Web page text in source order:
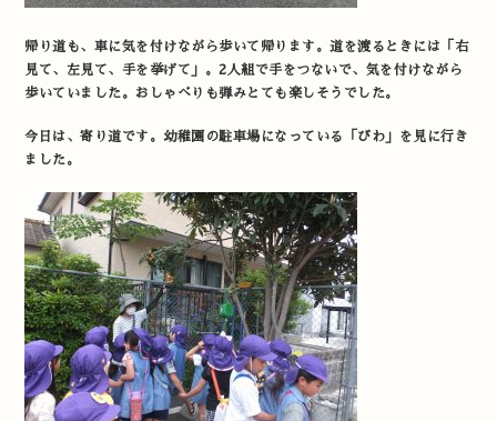
帰り道も、車に気を付けながら歩いて帰ります。道を渡るときには「右
見て、左見て、手を挙げて」。2人組で手をつないで、気を付けながら
歩いていました。おしゃべりも弾みとても楽しそうでした。
今日は、寄り道です。幼稚園の駐車場になっている「びわ」を見に行き
ました。